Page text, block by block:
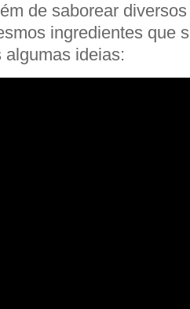
de saborear
ingredientes que
ideias: